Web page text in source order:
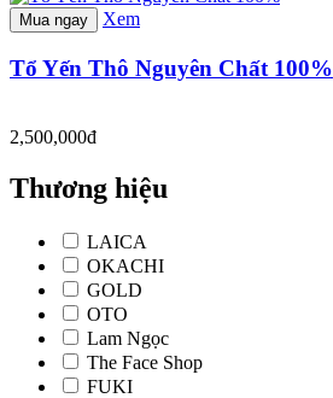
Mua ngay Xem
Tổ Yến Thô Nguyên Chất 100%
2,500,000đ
Thương hiệu
LAICA
OKACHI
GOLD
OTO
Lam Ngọc
The Face Shop
FUKI